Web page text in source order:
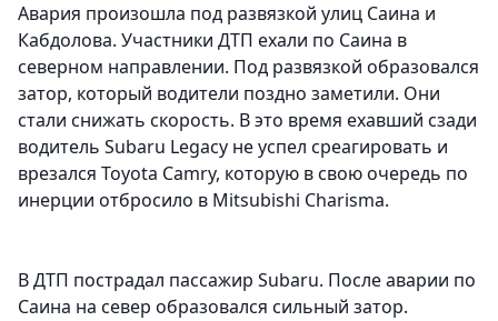
Авария произошла под развязкой улиц Саина и
Кабдолова. Участники ДТП ехали по Саина в
северном направлении. Под развязкой образовался
затор, который водители поздно заметили. Они
стали снижать скорость. В это время ехавший сзади
водитель Subaru Legacy не успел среагировать и
врезался Toyota Camry, которую в свою очередь по
инерции отбросило в Mitsubishi Charisma.
В ДТП пострадал пассажир Subaru. После аварии по
Саина на север образовался сильный затор.